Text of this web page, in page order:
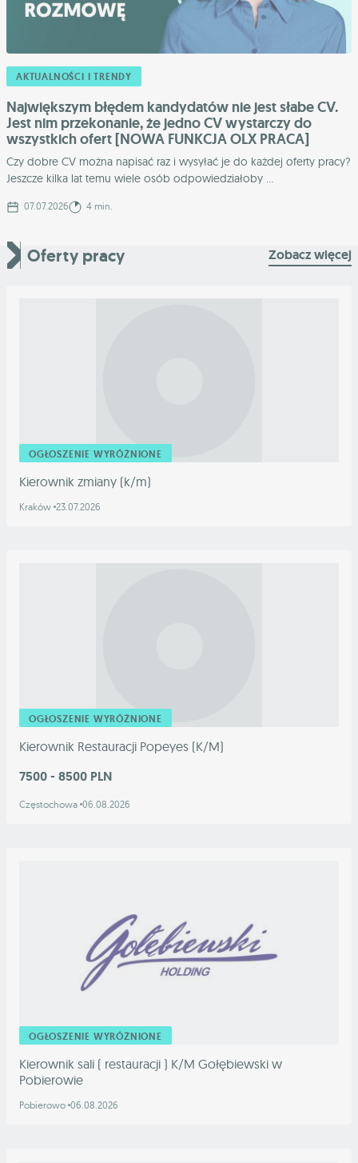
AKTUALNOŚCI I TRENDY
Największym błędem kandydatów nie jest słabe CV.
Jest nim przekonanie, że jedno CV wystarczy do
wszystkich ofert [NOWA FUNKCJA OLX PRACA]
Czy dobre CV można napisać raz i wysyłać je do każdej oferty pracy?
Jeszcze kilka lat temu wiele osób odpowiedziałoby ...
07.07.2026 4 min.
Oferty pracy Zobacz więcej
OGŁOSZENIE WYRÓŻNIONE
Kierownik zmiany (k/m)
Kraków 23.07.2026
OGŁOSZENIE WYRÓŻNIONE
Kierownik Restauracji Popeyes (K/M)
7500 - 8500 PLN
Częstochowa 06.08.2026
OGŁOSZENIE WYRÓŻNIONE
Kierownik sali ( restauracji ) K/M Gołębiewski w
Pobierowie
Pobierowo 06.08.2026